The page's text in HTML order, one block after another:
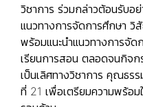
วิชาการ ร่วมกล่าวต้อนรับอ
แนวทางการจัดการศึกษา วิ
พร้อมแนะนำแนวทางการจั
เรียนการสอน ตลอดจนกิจ
เป็นเลิศทางวิชาการ คุณธร
ที่ 21 เพื่อเตรียมความพร้อม